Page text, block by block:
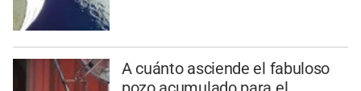
A cuánto asciende el fabuloso